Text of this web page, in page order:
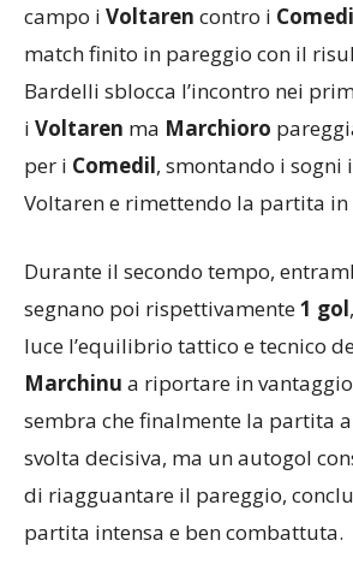
campo i Voltaren contro i
match finito in pareggio con il
Bardelli sblocca l’incontro nei
i Voltaren ma Marchioro
per i Comedil, smontando i sogni
Voltaren e rimettendo la partita in
Durante il secondo tempo,
segnano poi rispettivamente1 gol
luce l’equilibrio tattico e tecnico
Marchinu a riportare in
sembra che finalmente la partita
svolta decisiva, ma un autogol
di riagguantare il pareggio,
partita intensa e ben combattuta.